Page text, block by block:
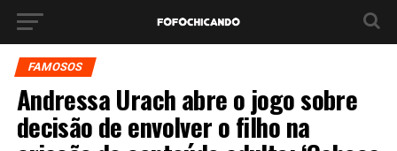
FAMOSOS
Andressa Urach abre o jogo sobre
decisão de envolver o filho na